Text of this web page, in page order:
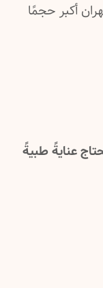
أكبر حجمًا
عنايةً طبيةً